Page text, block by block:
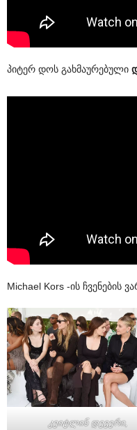
პიტერ დოს გახმაურებული
Michael Kors -ის ჩვენების
კეიტლინ დევერი,